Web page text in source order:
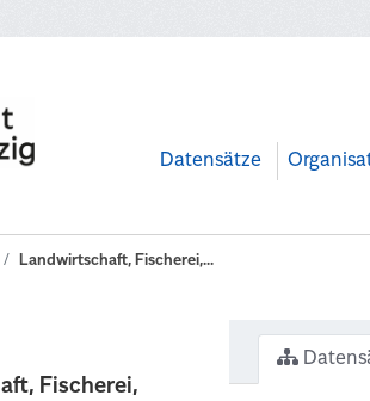
Datensätze
Landwirtschaft, Fischerei,...
Fischerei,